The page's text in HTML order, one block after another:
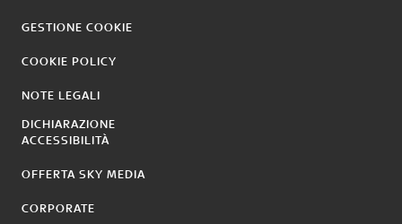
GESTIONE COOKIE
COOKIE POLICY
NOTE LEGALI
DICHIARAZIONE
ACCESSIBILITÀ
OFFERTA SKY MEDIA
CORPORATE